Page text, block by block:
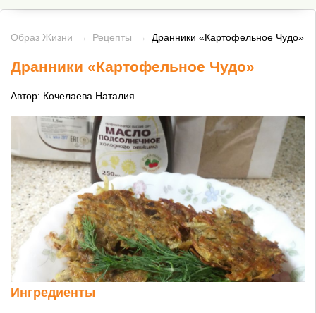
Образ Жизни → Рецепты → Дранники «Картофельное Чудо»
Дранники «Картофельное Чудо»
Автор: Кочелаева Наталия
Ингредиенты